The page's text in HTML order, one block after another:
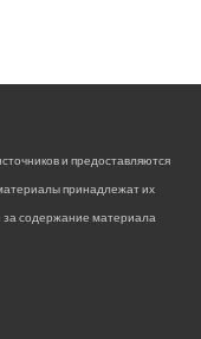
и предоставляются
принадлежат их
за содержание материала